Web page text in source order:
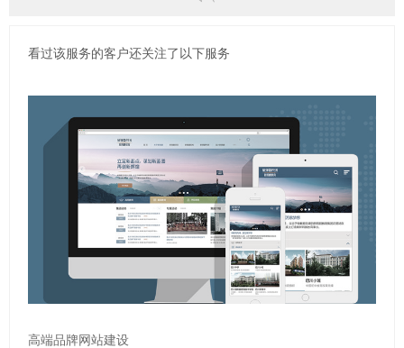
看过该服务的客户还关注了以下服务
高端品牌网站建设